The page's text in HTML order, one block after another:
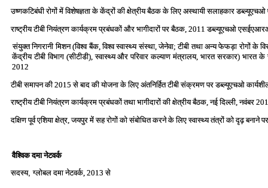
उष्‍णकटिबंधी रोगों में विशेषज्ञता के केंद्रों की क्षेत्रीय बैठक के लिए अस्‍थायी सलाहकार
राष्‍ट्रीय टीबी नियंत्रण कार्यक्रम प्रबंधकों और भागीदारों पर बैठक, 2011 डब्‍ल्‍यूएचओ
संयुक्‍त निगरानी मिशन (विश्‍व बैंक, विश्‍व स्‍वास्‍थ्‍य संस्‍था, जेनेवा; टीबी तथा अन्‍य फेफड़ा रोगों के
केंद्रीय टीबी विभाग (सीटीडी), स्‍वास्‍थ्‍य और परिवार कल्‍याण मंत्रालय, भारत सरकार) भारत
2012
टीबी समापन की 2015 से बाद की योजना के लिए अंतनिर्हित टीबी संक्रमण पर डब्‍ल्‍यूएचओ
राष्‍ट्रीय टीबी नियंत्रण कार्यक्रम प्रबंधकों तथा भागीदारों की क्षेत्रीय बैठक, नई दिल्‍ली, नवंबर
दक्षिण पूर्व एशिया क्षेत्र, जयपुर में सह रोगों को संबोधित करने के लिए स्‍वास्‍थ्‍य तंत्रों को दृढ़ बनाने
वैश्विक दमा नेटवर्क
सदस्य,ग्लोबल दमा नेटवर्क, 2013 से